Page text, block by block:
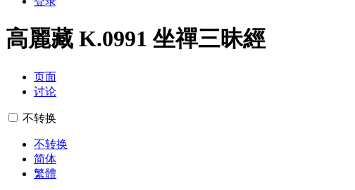
高麗藏 K.0991 坐禪三昧經
页面
讨论
不转换
不转换
简体
繁體